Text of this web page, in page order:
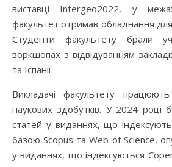
виставці Intergeo2022, у
факультет отримав обладнання для
Студенти факультету брали
воркшопах з відвідуванням
та Іспанії.
Викладачі факультету
наукових здобутків. У 2024 році
статей у виданнях, що
базою Scopus та Web of Science,
у виданнях, що індексуються